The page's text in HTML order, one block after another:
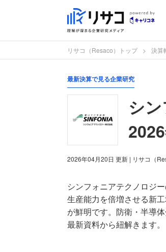
リサコ（Resaco）トップ 決算
最新決算で見る企業研究
シ
2026年04月20日 更新 | リサコ（
シンフォニアテクノロジ
生産能力を倍増させる新
が鮮明です。防衛・半導
最新資料から紐解きます。